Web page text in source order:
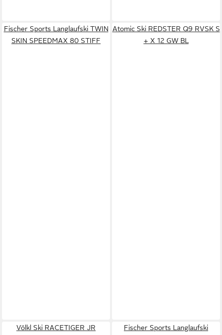
Fischer Sports Langlaufski TWIN
SKIN SPEEDMAX 80 STIFF
Atomic Ski REDSTER Q9 RVSK S
+ X 12 GW BL
Völkl Ski RACETIGER JR
Fischer Sports Langlaufski